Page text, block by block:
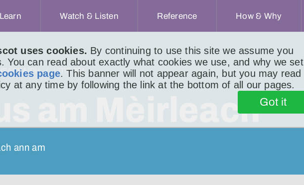
uses cookies. By continuing to use this site we assume you
You can read about exactly what cookies we use, and why we set
page. This banner will not appear again, but you may read
at any time by following the link at the bottom of all our pages.
Got it
Learn Watch & Listen Reference How & Why
LITIR 801
am Mèirleach
ann am